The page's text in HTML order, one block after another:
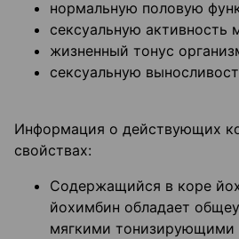
нормальную половую
сексуальную активность
жизненный тонус
сексуальную
Информация о действующих
свойствах:
Содержащийся в коре
йохимбин обладает
мягкими тонизирующими